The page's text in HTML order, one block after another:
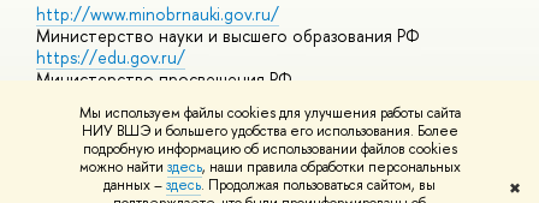
Мы используем файлы cookies для улучшения работы сайта
НИУ ВШЭ и большего удобства его использования. Более
подробную информацию об использовании файлов cookies
можно найти здесь, наши правила обработки персональных
данных –здесь. Продолжая пользоваться сайтом, вы
✖
http://www.minobrnauki.gov.ru/
Министерство науки и высшего образования РФ
https://edu.gov.ru/
Министерство просвещения РФ
Массовые открытые онлайн-курсы
© НИУ ВШЭ 1993–2026 Адреса и контактыУсловия